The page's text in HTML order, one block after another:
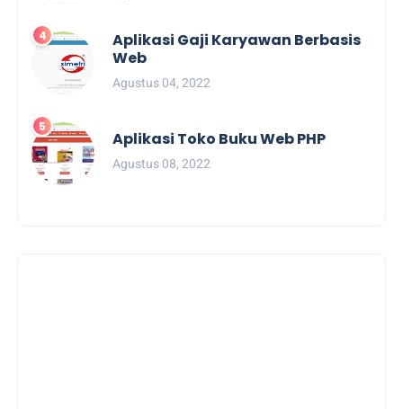
Aplikasi Gaji Karyawan Berbasis
Web
Agustus 04, 2022
Aplikasi Toko Buku Web PHP
Agustus 08, 2022